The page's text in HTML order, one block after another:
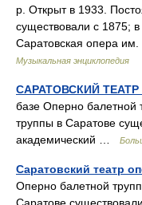
р. Открыт в 1933.
существовали с 1875;
Саратовская опера
Музыкальная энциклопедия
САРАТОВСКИЙ
базе Оперно
труппы в Саратове
академический …
Саратовский театр
Оперно балетной